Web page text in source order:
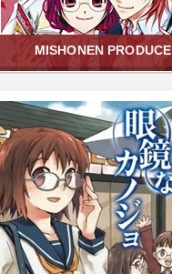
MISHONEN PRODUCE